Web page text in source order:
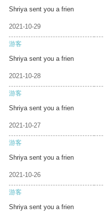
Shriya sent you a frien
2021-10-29
游客
Shriya sent you a frien
2021-10-28
游客
Shriya sent you a frien
2021-10-27
游客
Shriya sent you a frien
2021-10-26
游客
Shriya sent you a frien